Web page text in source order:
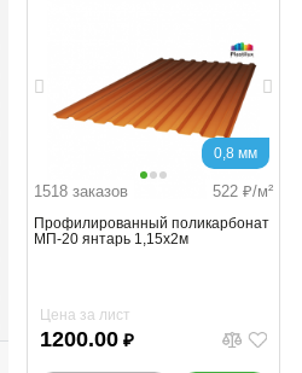
522 ₽/м²
1518 заказов
0,8 мм
Профилированный поликарбонат
МП-20 янтарь 1,15х2м
Цена за лист
1200.00 ₽